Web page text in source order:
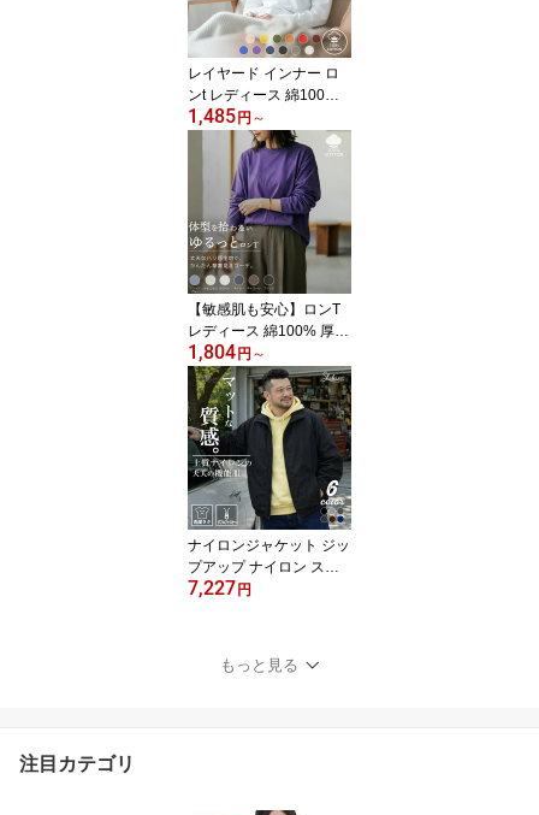
ォーキング スポーツ 仕
事着 インナー 大きいサ
イズ 白 黒 00304
レイヤード インナー ロ
ンt レディース 綿100%
丈長め 重ね着 チラ見せ
長袖tシャツ 白 黒 無地 シ
ンプル 襟ぐり狭め クル
ーネック 丸首 カットソ
ー トップス 大きめ 大き
いサイズ 暖かい ロングt
シャツ ロンティー 春秋
冬 ろんt スウェットイン
ナー ニットインナー 001
02
1,485 円 ～
【敏感肌も安心】ロンT
レディース 綿100% 厚手
透けない 長袖 Tシャツ
【重ね着の神アイテム】
無地 5.6オンス コットン
カットソー インナー ク
ルーネック リブなし レ
イヤード 白T トップス ゆ
ったり 締めつけない 大
きいサイズ 白 黒 グレー
春 秋 冬 5010
1,804 円 ～
ナイロンジャケット ジッ
プアップ ナイロン スタ
ンドジャケット トレーニ
ツウェア ルームウェア
部活 介護 部屋着 ウォー
7,227 円
もっと見る
注目カテゴリ